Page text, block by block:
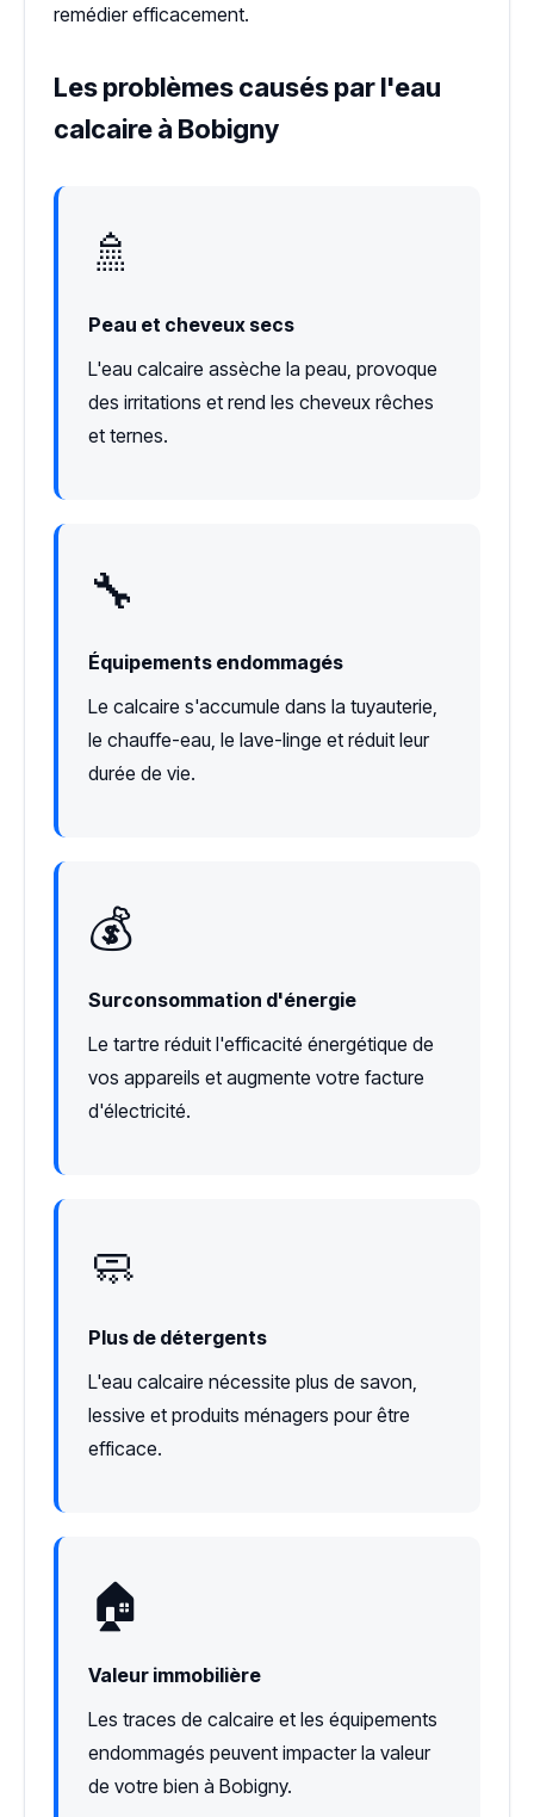
remédier efficacement.
Les problèmes causés par l'eau
calcaire à Bobigny
🚿
Peau et cheveux secs
L'eau calcaire assèche la peau, provoque
des irritations et rend les cheveux rêches
et ternes.
🔧
Équipements endommagés
Le calcaire s'accumule dans la tuyauterie,
le chauffe-eau, le lave-linge et réduit leur
durée de vie.
💰
Surconsommation d'énergie
Le tartre réduit l'efficacité énergétique de
vos appareils et augmente votre facture
d'électricité.
🧼
Plus de détergents
L'eau calcaire nécessite plus de savon,
lessive et produits ménagers pour être
efficace.
🏠
Valeur immobilière
Les traces de calcaire et les équipements
endommagés peuvent impacter la valeur
de votre bien à Bobigny.